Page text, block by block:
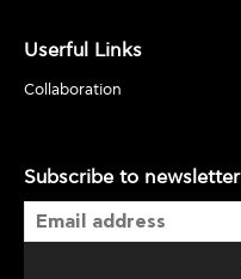
Userful Links
Collaboration
Subscribe to newsletter